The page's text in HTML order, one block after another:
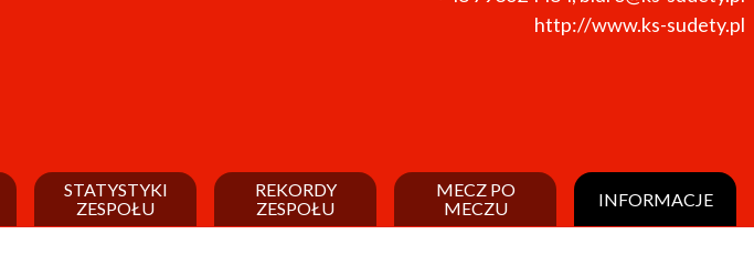
http://www.ks-sudety.pl
STATYSTYKI
ZESPOŁU
REKORDY
ZESPOŁU
MECZ PO
MECZU
INFORMACJE